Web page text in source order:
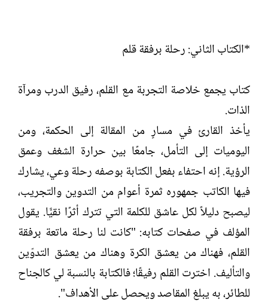
*الكتاب الثاني: رحلة برفقة قلم
كتاب يجمع خلاصة التجربة مع القلم، رفيق الدرب ومرآة
الذات.
يأخذ القارئ في مسارٍ من المقالة إلى الحكمة، ومن
اليوميات إلى التأمل، جامعًا بين حرارة الشغف وعمق
الرؤية. إنه احتفاء بفعل الكتابة بوصفه رحلة وعي، يشارك
فيها الكاتب جمهوره ثمرة أعوام من التدوين والتجريب،
ليصبح دليلاً لكل عاشق للكلمة التي تترك أثرًا نقيًّا. يقول
المؤلف في صفحات كتابه: "كانت لنا رحلة ماتعة برفقة
القلم، فهناك من يعشق الكرة وهناك من يعشق التدوّين
والتأليف. اخترت القلم رفيقًا؛ فالكتابة بالنسبة لي كالجناح
للطائر، به يبلغ المقاصد ويحصل على الأهداف".